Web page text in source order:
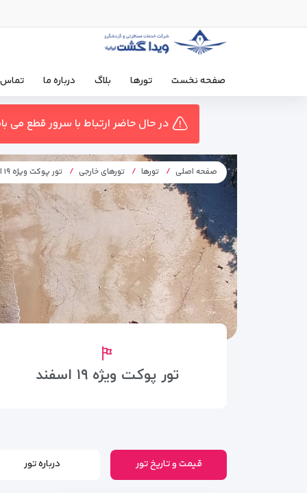
صفحه نخست تورها بلاگ درباره ما تماس
در حال حاضر ارتباط با سرور قطع می
صفحه اصلی تورها تورهای خارجی تور پوکت ویژه ۱۹ اسفند
تور پوکت ویژه ۱۹ اسفند
قیمت و تاریخ تور درباره تور